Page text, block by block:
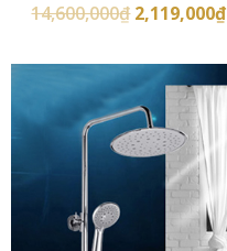
14,600,000₫ 2,119,000₫